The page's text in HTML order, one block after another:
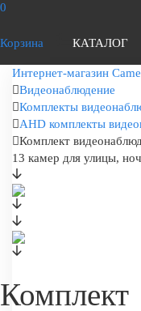
0
Корзина КАТАЛОГ
Интернет-магазин
Видеонаблюдение
Комплекты
AHD комплекты
Комплект
13 камер для улицы,
Комплект